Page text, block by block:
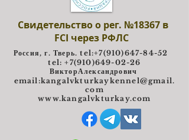
Свидетельство о рег. №18367 в
FCI через РФЛС
Россия, г. Тверь. tel:+7(910)647-84-52
tel: +7(910)649-02-26
ВикторАлександрович
email:kangalvkturkaykennel@gmail.
com
www.kangalvkturkay.com